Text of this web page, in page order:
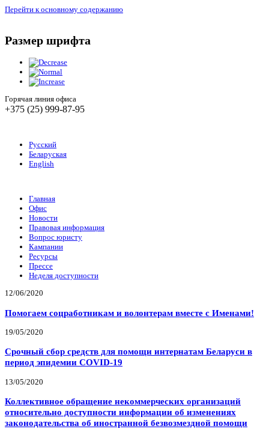
Перейти к основному содержанию
Размер шрифта
Горячая линия офиса
+375 (25) 999-87-95
Русский
Беларуская
English
Главная
Офис
Новости
Правовая информация
Вопрос юристу
Кампании
Ресурсы
Прессе
Неделя доступности
12/06/2020
Помогаем соцработникам и волонтерам вместе с Именами!
19/05/2020
Срочный сбор средств для помощи интернатам Беларуси в
период эпидемии COVID-19
13/05/2020
Коллективное обращение некоммерческих организаций
относительно доступности информации об изменениях
законодательства об иностранной безвозмездной помощи